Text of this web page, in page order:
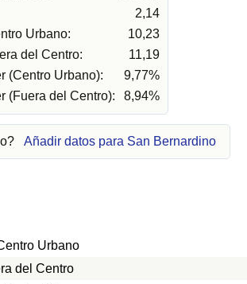
2,14
Urbano:
10,23
del Centro:
11,19
(Centro Urbano):
9,77%
(Fuera del Centro):
8,94%
Añadir datos para San Bernardino
Urbano
del Centro